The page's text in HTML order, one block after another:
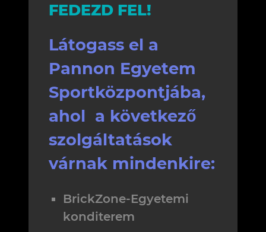
FEDEZD FEL!
Látogass el a
Pannon Egyetem
Sportközpontjába,
ahol a következő
szolgáltatások
várnak mindenkire:
BrickZone-Egyetemi
konditerem